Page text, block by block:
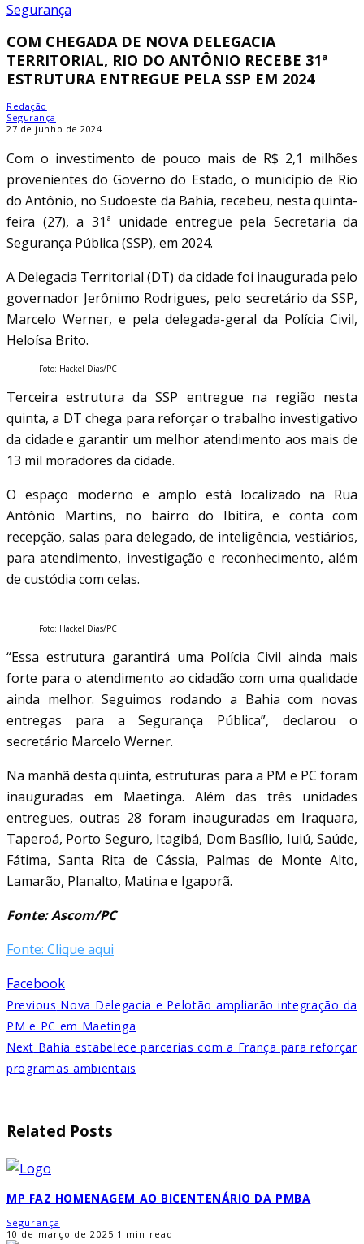
Segurança
COM CHEGADA DE NOVA DELEGACIA
TERRITORIAL, RIO DO ANTÔNIO RECEBE 31ª
ESTRUTURA ENTREGUE PELA SSP EM 2024
Redação
Segurança
27 de junho de 2024
Com o investimento de pouco mais de R$ 2,1 milhões
provenientes do Governo do Estado, o município de Rio
do Antônio, no Sudoeste da Bahia, recebeu, nesta quinta-
feira (27), a 31ª unidade entregue pela Secretaria da
Segurança Pública (SSP), em 2024.
A Delegacia Territorial (DT) da cidade foi inaugurada pelo
governador Jerônimo Rodrigues, pelo secretário da SSP,
Marcelo Werner, e pela delegada-geral da Polícia Civil,
Heloísa Brito.
Foto: Hackel Dias/PC
Terceira estrutura da SSP entregue na região nesta
quinta, a DT chega para reforçar o trabalho investigativo
da cidade e garantir um melhor atendimento aos mais de
13 mil moradores da cidade.
O espaço moderno e amplo está localizado na Rua
Antônio Martins, no bairro do Ibitira, e conta com
recepção, salas para delegado, de inteligência, vestiários,
para atendimento, investigação e reconhecimento, além
de custódia com celas.
Foto: Hackel Dias/PC
“Essa estrutura garantirá uma Polícia Civil ainda mais
forte para o atendimento ao cidadão com uma qualidade
ainda melhor. Seguimos rodando a Bahia com novas
entregas para a Segurança Pública”, declarou o
secretário Marcelo Werner.
Na manhã desta quinta, estruturas para a PM e PC foram
inauguradas em Maetinga. Além das três unidades
entregues, outras 28 foram inauguradas em Iraquara,
Taperoá, Porto Seguro, Itagibá, Dom Basílio, Iuiú, Saúde,
Fátima, Santa Rita de Cássia, Palmas de Monte Alto,
Lamarão, Planalto, Matina e Igaporã.
Fonte: Ascom/PC
Fonte: Clique aqui
Facebook
Previous Nova Delegacia e Pelotão ampliarão integração da
PM e PC em Maetinga
Next Bahia estabelece parcerias com a França para reforçar
programas ambientais
Related Posts
MP FAZ HOMENAGEM AO BICENTENÁRIO DA PMBA
Segurança
10 de março de 2025 1 min read